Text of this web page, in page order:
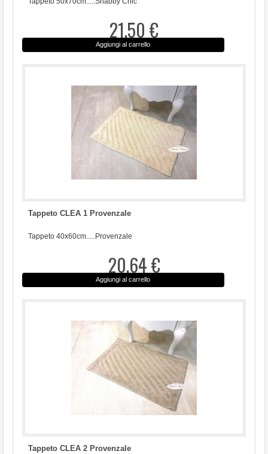
21,50 €
Aggiungi al carrello
Tappeto CLEA 1 Provenzale
Tappeto 40x60cm.....Provenzale
20,64 €
Aggiungi al carrello
Tappeto CLEA 2 Provenzale